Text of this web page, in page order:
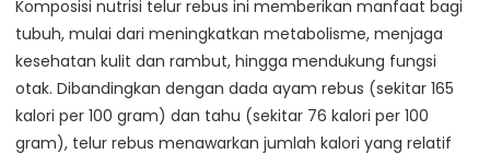
Komposisi nutrisi telur rebus ini memberikan manfaat bagi
tubuh, mulai dari meningkatkan metabolisme, menjaga
kesehatan kulit dan rambut, hingga mendukung fungsi
otak. Dibandingkan dengan dada ayam rebus (sekitar 165
kalori per 100 gram) dan tahu (sekitar 76 kalori per 100
gram), telur rebus menawarkan jumlah kalori yang relatif